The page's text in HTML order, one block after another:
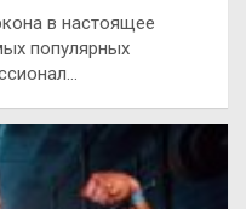
в настоящее
популярных